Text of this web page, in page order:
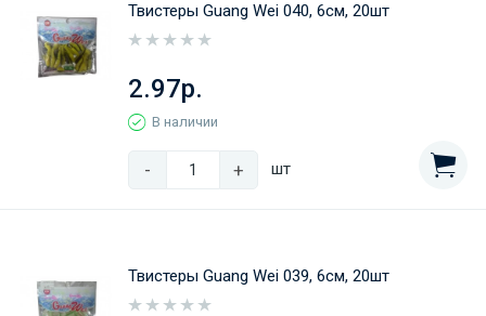
Твистеры Guang Wei 040, 6см, 20шт
2.97р.
В наличии
- + шт
Твистеры Guang Wei 039, 6см, 20шт